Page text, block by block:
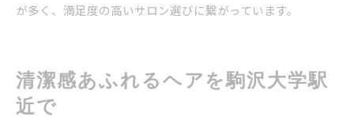
が多く、満足度の高いサロン選びに繋がっています。
清潔感あふれるヘアを駒沢大学駅
近で